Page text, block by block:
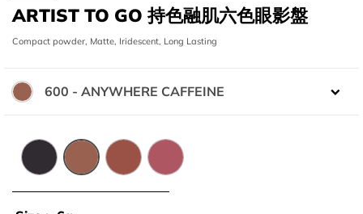
ARTIST TO GO 持色融肌六色眼影盤
Compact powder, Matte, Iridescent, Long Lasting
顏色:
600 - ANYWHERE CAFFEINE
100 - WHATEVER BLACK
600 - ANYWHERE CAFFEINE
606 - WHEREVER WALNUT
808 - BOUNDLESS BERRY